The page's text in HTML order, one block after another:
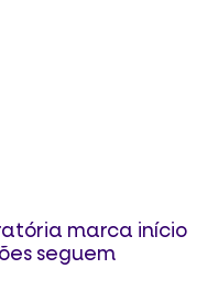
marca início
seguem